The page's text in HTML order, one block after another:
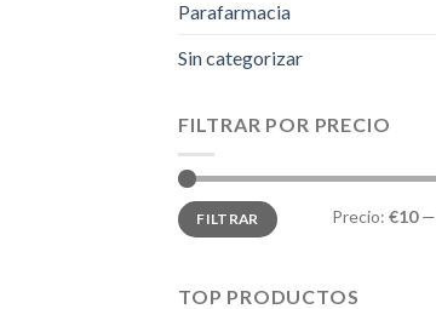
Parafarmacia
Sin categorizar
FILTRAR POR PRECIO
Precio
mínimo
Precio
máximo
FILTRAR Precio: €10—
TOP PRODUCTOS